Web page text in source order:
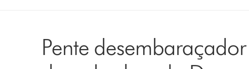
Pente desembaraçador